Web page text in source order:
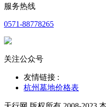
服务热线
0571-88778265
关注公众号
友情链接 :
杭州墓地价格表